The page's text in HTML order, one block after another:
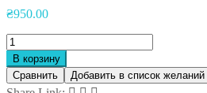
₴950.00
В корзину
Сравнить
Добавить в список желаний